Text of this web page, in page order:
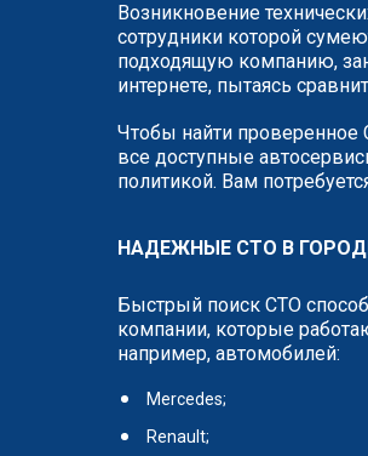
Возникновение
сотрудники которой
подходящую компанию,
интернете, пытаясь
Чтобы найти проверенное
все доступные
политикой. Вам
НАДЕЖНЫЕ СТО В
Быстрый поиск СТО
компании, которые
например, автомобилей:
Mercedes;
Renault;